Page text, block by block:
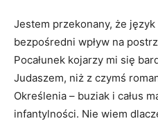
Jestem przekonany, że
bezpośredni wpływ na
Pocałunek kojarzy mi się
Judaszem, niż z czymś
Określenia – buziak i całus
infantylności. Nie wiem